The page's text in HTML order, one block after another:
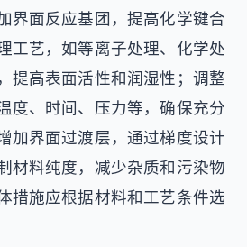
界面反应基团，提高化学键合
工艺，如等离子处理、化学处
提高表面活性和润湿性；调整
度、时间、压力等，确保充分
加界面过渡层，通过梯度设计
材料纯度，减少杂质和污染物
措施应根据材料和工艺条件选